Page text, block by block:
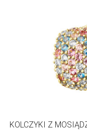
KOLCZYKI Z